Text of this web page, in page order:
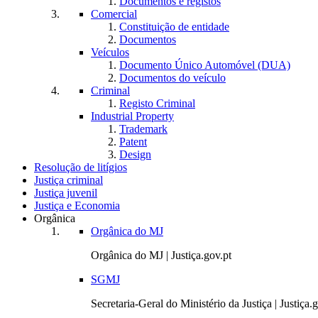
Comercial
Constituição de entidade
Documentos
Veículos
Documento Único Automóvel (DUA)
Documentos do veículo
Criminal
Registo Criminal
Industrial Property
Trademark
Patent
Design
Resolução de litígios
Justiça criminal
Justiça juvenil
Justiça e Economia
Orgânica
Orgânica do MJ
Orgânica do MJ | Justiça.gov.pt
SGMJ
Secretaria-Geral do Ministério da Justiça |